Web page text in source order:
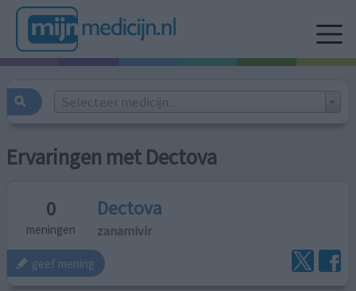
Selecteer medicijn...
Ervaringen met Dectova
0
meningen
Dectova
zanamivir
geef mening